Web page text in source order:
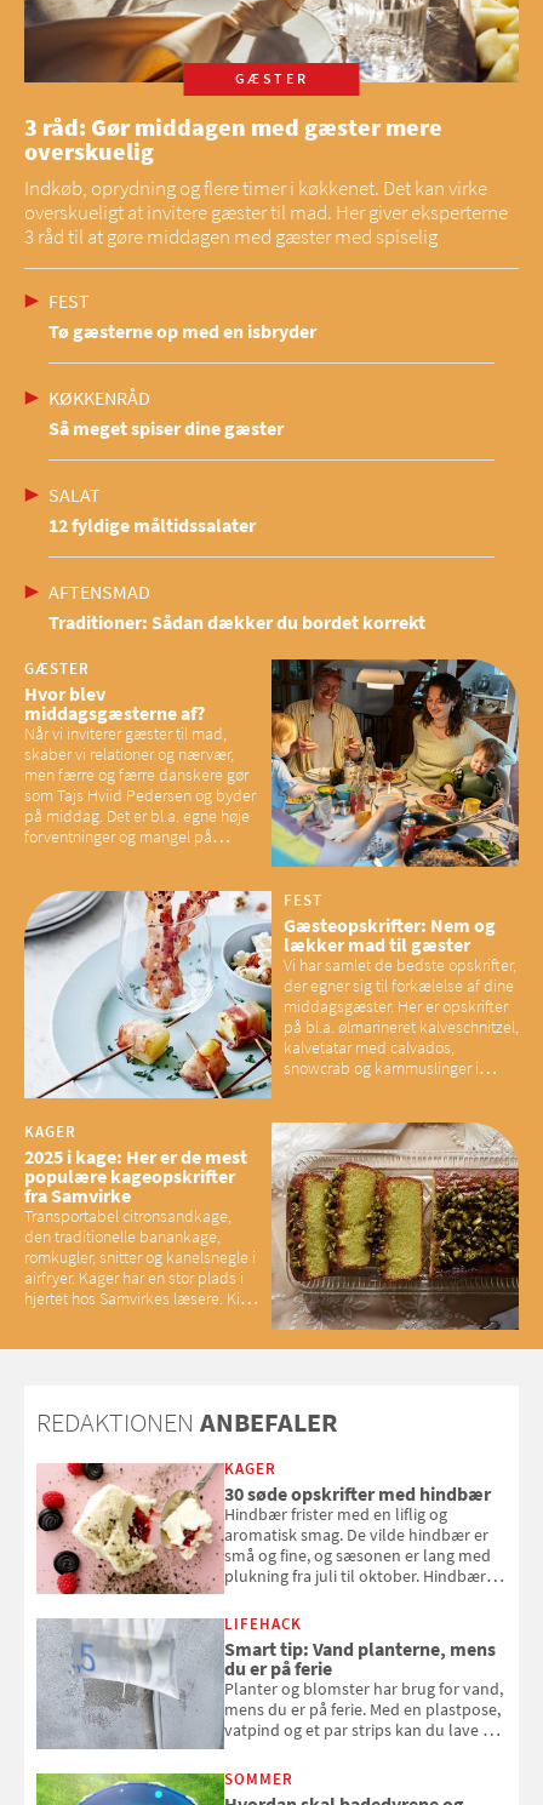
GÆSTER
3 råd: Gør middagen med gæster mere
overskuelig
Indkøb, oprydning og flere timer i køkkenet. Det kan virke
overskueligt at invitere gæster til mad. Her giver eksperterne
3 råd til at gøre middagen med gæster med spiselig
FEST
Tø gæsterne op med en isbryder
KØKKENRÅD
Så meget spiser dine gæster
SALAT
12 fyldige måltidssalater
AFTENSMAD
Traditioner: Sådan dækker du bordet korrekt
GÆSTER
Hvor blev
middagsgæsterne af?
Når vi inviterer gæster til mad,
skaber vi relationer og nærvær,
men færre og færre danskere gør
som Tajs Hviid Pedersen og byder
på middag. Det er bl.a. egne høje
forventninger og mangel på
have konsekvenser for vores
sociale fællesskaber
FEST
Gæsteopskrifter: Nem og
lækker mad til gæster
Vi har samlet de bedste opskrifter,
der egner sig til forkælelse af dine
middagsgæster. Her er opskrifter
på bl.a. ølmarineret kalveschnitzel,
kalvetatar med calvados,
snowcrab og kammuslinger i
KAGER
2025 i kage: Her er de mest
populære kageopskrifter
fra Samvirke
Transportabel citronsandkage,
den traditionelle banankage,
romkugler, snitter og kanelsnegle i
airfryer. Kager har en stor plads i
hjertet hos Samvirkes læsere. Kig
REDAKTIONEN ANBEFALER
KAGER
30 søde opskrifter med hindbær
Hindbær frister med en liflig og
aromatisk smag. De vilde hindbær er
små og fine, og sæsonen er lang med
plukning fra juli til oktober. Hindbær
kan bruge dine hindbær i alt fra
bagværk og salater til is og syltning.
LIFEHACK
Smart tip: Vand planterne, mens
du er på ferie
Planter og blomster har brug for vand,
mens du er på ferie. Med en plastpose,
vatpind og et par strips kan du lave dit
at bede naboen om at vande eller
SOMMER